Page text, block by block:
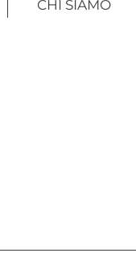
CHI SIAMO